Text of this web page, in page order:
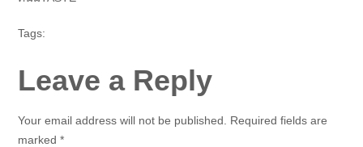
Tags:
Leave a Reply
Your email address will not be published.
Required fields are
marked *